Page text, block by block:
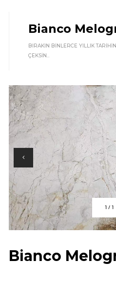
Bianco
BIRAKIN BINLERCE YILLIK
ÇEKSIN...
1 / 1
Bianco